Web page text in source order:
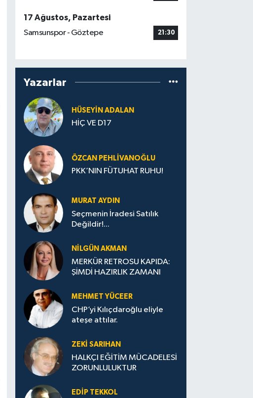
17 Ağustos, Pazartesi
Samsunspor - Göztepe
21:30
Yazarlar
HÜSEYIN ADALAN
HİÇ VE D17
ÖZCAN PEHLIVANOĞLU
PKK’NIN FÜTUHAT RUHU!
MURAT AYDIN
Seçmenin İradesi Satılık
Değildir!...
NILGÜN AKMAN
MERKÜR RETROSU KAPIDA:
ŞİMDİ HAZIRLIK ZAMANI
MEHMET YÜCEER
CHP’yi Kılıçdaroğlu eliyle
ateşe attılar.
ZEKI SARIHAN
HALKÇI EĞİTİM MÜCADELESİ
ZORUNLULUKTUR
EDIP TEKKOL